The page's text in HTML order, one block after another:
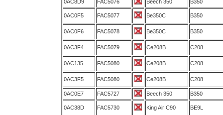
0AC8D9 FAC5076 Beech 350 B350
0AC0F5 FAC5077 Be350C B350
0AC0F6 FAC5078 Be350C B350
0AC3F4 FAC5079 Ce208B C208
0AC135 FAC5080 Ce208B C208
0AC3F5 FAC5080 Ce208B C208
0AC0E7 FAC5727 Beech 350 B350
0AC38D FAC5730 King Air C90 BE9L